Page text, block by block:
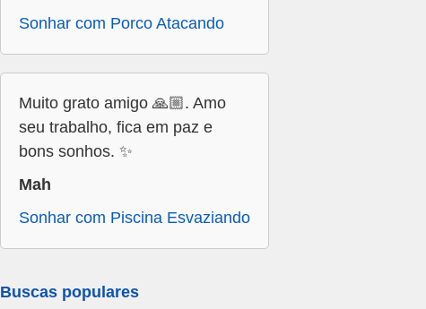
Sonhar com Porco Atacando
Muito grato amigo 🙏🏼. Amo
seu trabalho, fica em paz e
bons sonhos. ✨
Mah
Sonhar com Piscina Esvaziando
Buscas populares